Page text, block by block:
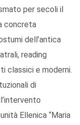
per secoli il
concreta
dell’antica
reading
classici e moderni.
di
Ellenica “Maria